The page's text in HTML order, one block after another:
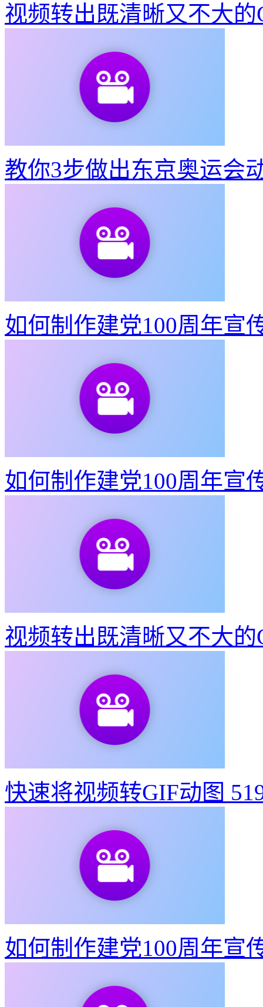
视频转出既清晰又不大的
教你3步做出东京奥运会
如何制作建党100周年宣
如何制作建党100周年宣
视频转出既清晰又不大的
快速将视频转GIF动图
如何制作建党100周年宣